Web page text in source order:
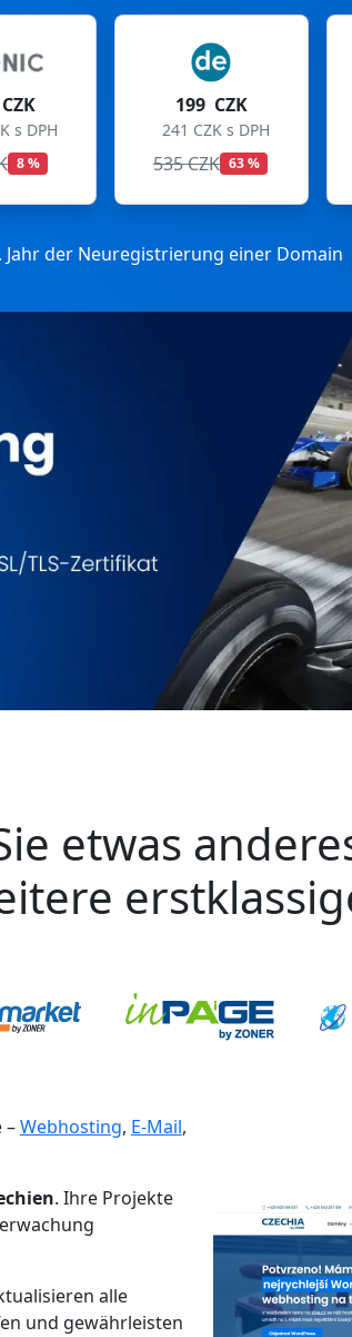
199 CZK
241 CZK s DPH
CZK
199 CZK
241 CZK s DPH
699 CZK
Jahr der Neuregistrierung einer Domain
etwas
–Webhosting, E-Mail,
. Ihre Projekte
alle
und gewährleisten